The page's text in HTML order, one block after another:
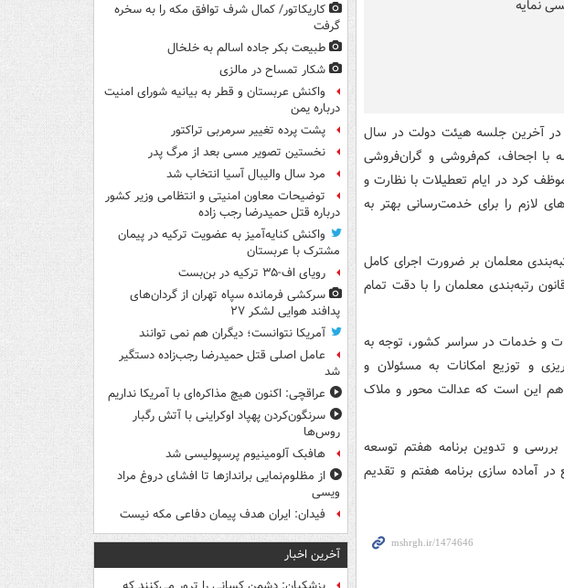
در آخرین جلسه هیئت دولت در سال
با اجحاف، کم‌فروشی و گران‌فروشی
موظف کرد در ایام تعطیلات با نظارت و
لازم را برای خدمت‌رسانی بهتر به
معلمان بر ضرورت اجرای کامل
رتبه‌بندی معلمان را با دقت تمام
و خدمات در سراسر کشور، توجه به
و توزیع امکانات به مسئولان و
این است که عدالت محور و ملاک
و تدوین برنامه هفتم توسعه
آماده سازی برنامه هفتم و تقدیم
کاریکاتور/ کمال شرف توافق مکه را به سخره
گرفت
طبیعت بکر جاده اسالم به خلخال
شکار تمساح در مالزی
واکنش عربستان و قطر به بیانیه شورای امنیت
درباره یمن
پشت پرده تغییر سرمربی تراکتور
نخستین تصویر مسی بعد از مرگ پدر
مرد سال والیبال آسیا انتخاب شد
توضیحات معاون امنیتی و انتظامی وزیر کشور
درباره قتل حمیدرضا رجب زاده
واکنش کنایه‌آمیز به عضویت ترکیه در پیمان
مشترک با عربستان
رویای اف-۳۵ ترکیه در بن‌بست
سرکشی فرمانده سپاه تهران از گردان‌های
پدافند هوایی لشکر ۲۷
آمریکا نتوانست؛ دیگران هم نمی توانند
عامل اصلی قتل حمیدرضا رجب‌زاده دستگیر
شد
عراقچی: اکنون هیچ مذاکره‌ای با آمریکا نداریم
سرنگون‌کردن پهپاد اوکراینی با آتش رگبار
روس‌ها
هافبک آلومینیوم پرسپولیسی شد
از مظلوم‌نمایی براندازها تا افشای دروغ مراد
ویسی
فیدان: ایران هدف پیمان دفاعی مکه نیست
آخرین اخبار